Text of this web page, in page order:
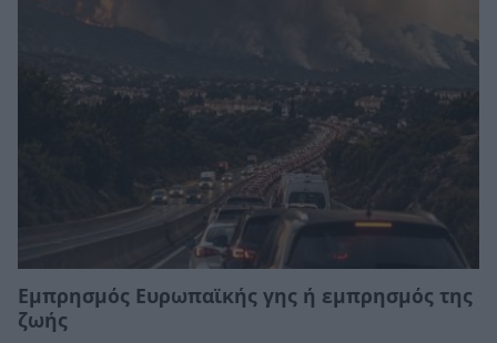
Εμπρησμός Ευρωπαϊκής γης ή εμπρησμός της
ζωής